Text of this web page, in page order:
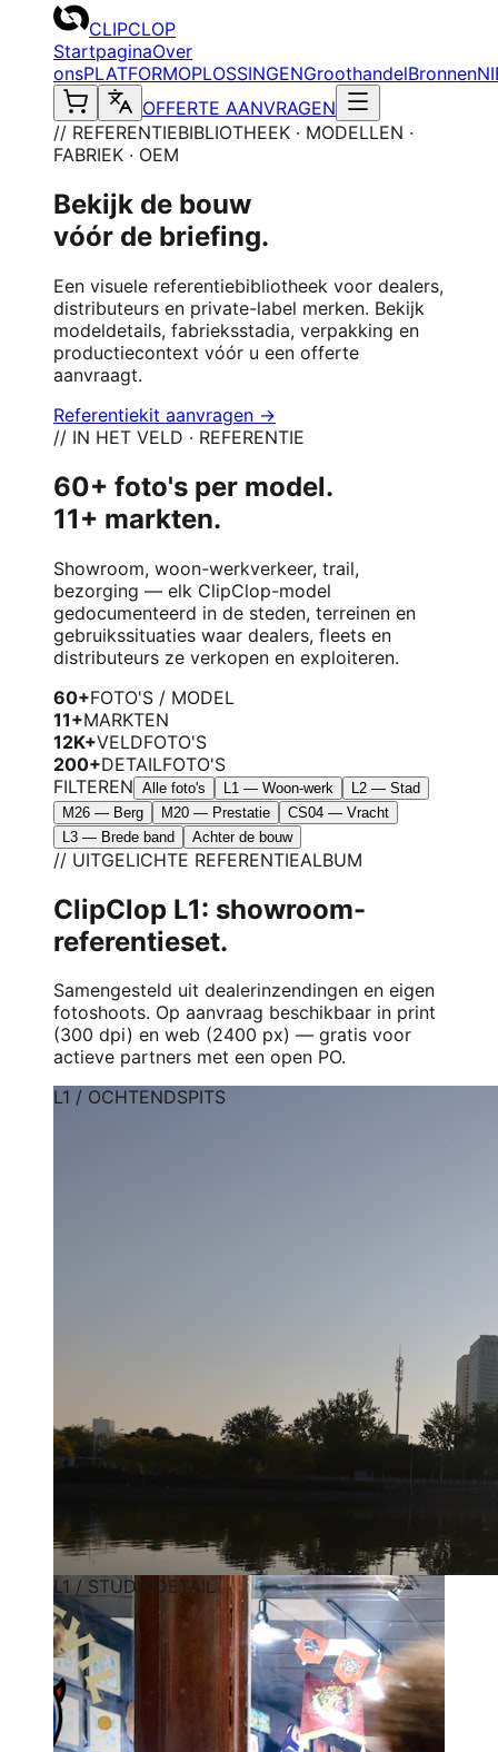
CLIPCLOP
StartpaginaOver
onsPLATFORMOPLOSSINGENGroothandelBronnen
OFFERTE AANVRAGEN
// REFERENTIEBIBLIOTHEEK · MODELLEN ·
FABRIEK · OEM
Bekijk de bouw
vóór de briefing.
Een visuele referentiebibliotheek voor dealers,
distributeurs en private-label merken. Bekijk
modeldetails, fabrieksstadia, verpakking en
productiecontext vóór u een offerte
aanvraagt.
Referentiekit aanvragen →
// IN HET VELD · REFERENTIE
60+ foto's per model.
11+ markten.
Showroom, woon-werkverkeer, trail,
bezorging — elk ClipClop-model
gedocumenteerd in de steden, terreinen en
gebruikssituaties waar dealers, fleets en
distributeurs ze verkopen en exploiteren.
60+FOTO'S / MODEL
11+MARKTEN
12K+VELDFOTO'S
200+DETAILFOTO'S
FILTEREN Alle foto's L1 — Woon-werk
L2 — Stad
M26 — Berg
M20 — Prestatie
CS04 — Vracht
L3 — Brede band
Achter de bouw
// UITGELICHTE REFERENTIEALBUM
ClipClop L1: showroom-
referentieset.
Samengesteld uit dealerinzendingen en eigen
fotoshoots. Op aanvraag beschikbaar in print
(300 dpi) en web (2400 px) — gratis voor
actieve partners met een open PO.
L1 / OCHTENDSPITS
L1 / STUDIODETAIL